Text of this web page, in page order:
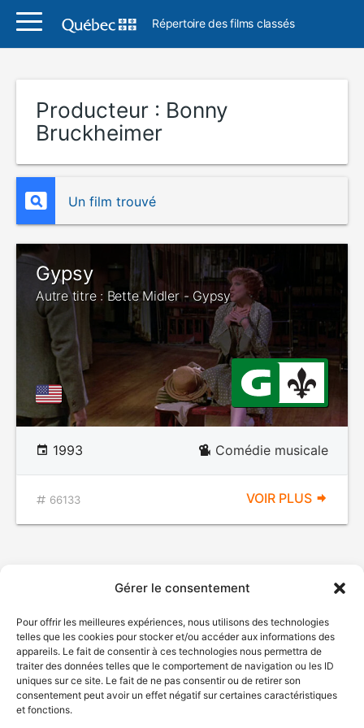
Gérer le consentement
Pour offrir les meilleures expériences, nous utilisons des technologies
telles que les cookies pour stocker et/ou accéder aux informations des
appareils. Le fait de consentir à ces technologies nous permettra de
traiter des données telles que le comportement de navigation ou les ID
uniques sur ce site. Le fait de ne pas consentir ou de retirer son
consentement peut avoir un effet négatif sur certaines caractéristiques
et fonctions.
Répertoire des films classés
Producteur : Bonny
Bruckheimer
Un film trouvé
Gypsy
Autre titre : Bette Midler - Gypsy
1993 Comédie musicale
66133 VOIR PLUS